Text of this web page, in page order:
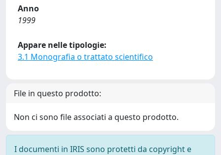
Anno
1999
Appare nelle tipologie:
3.1 Monografia o trattato scientifico
File in questo prodotto:
Non ci sono file associati a questo prodotto.
I documenti in IRIS sono protetti da copyright e